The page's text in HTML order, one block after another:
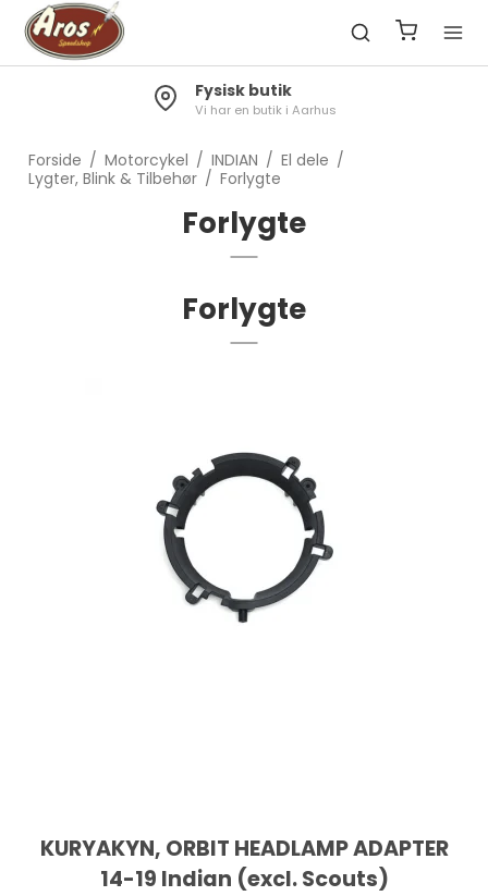
Fysisk butik
Vi har en butik i Aarhus
Forside / Motorcykel / INDIAN / El dele /
Lygter, Blink & Tilbehør / Forlygte
Forlygte
Forlygte
KURYAKYN, ORBIT HEADLAMP ADAPTER
14-19 Indian (excl. Scouts)